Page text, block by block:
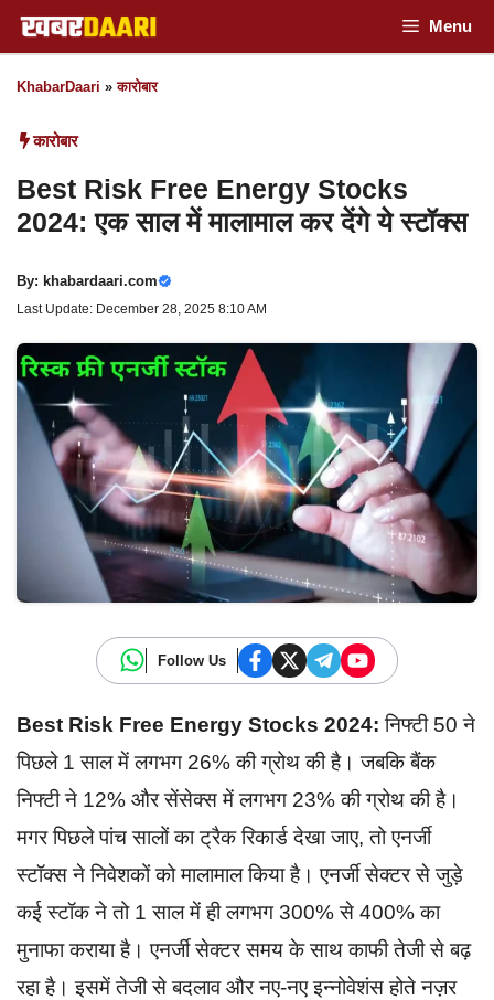
Skip
to
content
Menu
KhabarDaari »कारोबार
कारोबार
Best Risk Free Energy Stocks
2024: एक साल में मालामाल कर देंगे ये स्टॉक्स
By: khabardaari.com
Last Update: December 28, 2025 8:10 AM
Follow Us
Best Risk Free Energy Stocks 2024: निफ्टी 50 ने
पिछले 1 साल में लगभग 26% की ग्रोथ की है। जबकि बैंक
निफ्टी ने 12% और सेंसेक्स में लगभग 23% की ग्रोथ की है।
मगर पिछले पांच सालों का ट्रैक रिकार्ड देखा जाए, तो एनर्जी
स्टॉक्स ने निवेशकों को मालामाल किया है। एनर्जी सेक्टर से जुड़े
कई स्टॉक ने तो 1 साल में ही लगभग 300% से 400% का
मुनाफा कराया है। एनर्जी सेक्टर समय के साथ काफी तेजी से बढ़
रहा है। इसमें तेजी से बदलाव और नए-नए इन्नोवेशंस होते नज़र